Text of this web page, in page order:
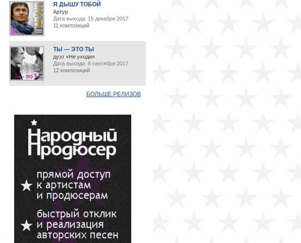
Я ДЫШУ ТОБОЙ
Артур
Дата выхода: 15 декабря 2017
11 композиций
ТЫ — ЭТО ТЫ
дуэт «Не уходи»
Дата выхода: 8 сентября 2017
12 композиций
БОЛЬШЕ РЕЛИЗОВ